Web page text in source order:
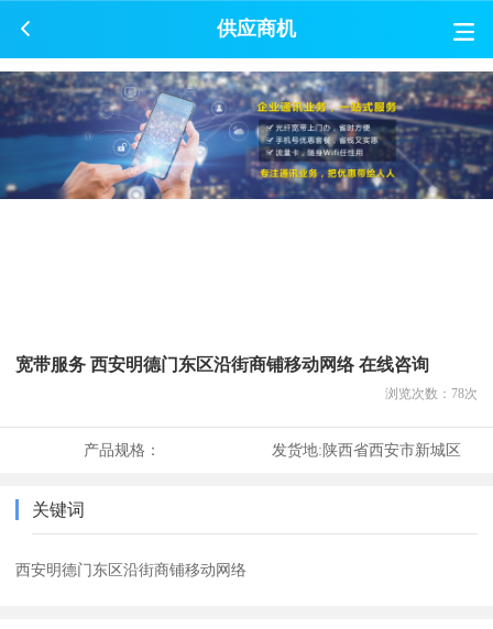
供应商机
宽带服务 西安明德门东区沿街商铺移动网络 在线咨询
浏览次数： 78次
产品规格： 发货地:陕西省西安市新城区
关键词
西安明德门东区沿街商铺移动网络